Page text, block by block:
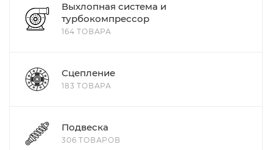
Выхлопная система и
турбокомпрессор
164 ТОВАРА
Сцепление
183 ТОВАРА
Подвеска
306 ТОВАРОВ